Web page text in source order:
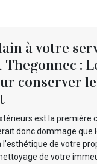
à votre
:
conserver
est la première
donc dommage que
de votre
de votre